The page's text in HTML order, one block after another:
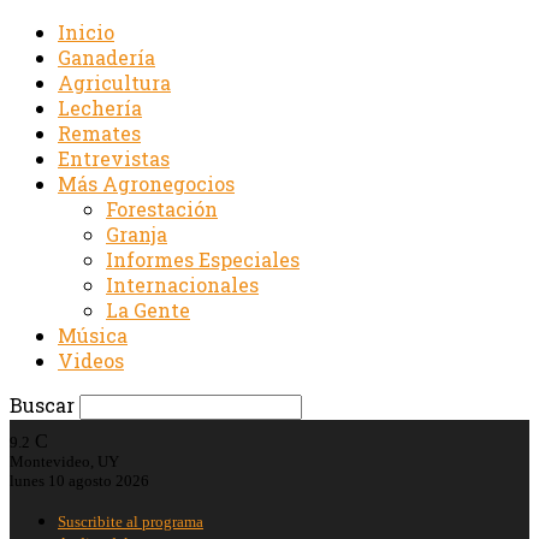
Inicio
Ganadería
Agricultura
Lechería
Remates
Entrevistas
Más Agronegocios
Forestación
Granja
Informes Especiales
Internacionales
La Gente
Música
Videos
Buscar
9.2 C
Montevideo, UY
lunes 10 agosto 2026
Suscribite al programa